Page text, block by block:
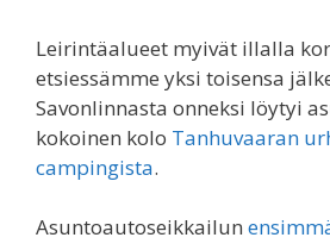
Leirintäalueet myivät illalla
etsiessämme yksi toisensa
Savonlinnasta onneksi löytyi
kokoinen kolo Tanhuvaaran
campingista.
Asuntoautoseikkailun